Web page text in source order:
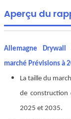
Aperçu du
Allemagne
marché Prévisions à
La taille du
de construction
2025 et 2035.